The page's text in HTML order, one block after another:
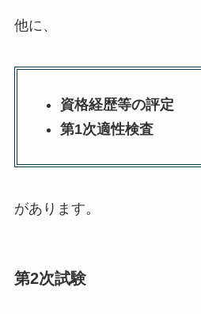
他に、
資格経歴等の評定
第1次適性検査
があります。
第2次試験